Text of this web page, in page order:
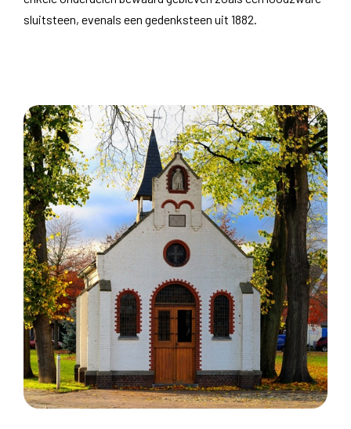
sluitsteen, evenals een gedenksteen uit 1882.